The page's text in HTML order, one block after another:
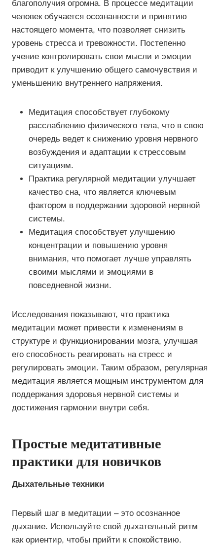
благополучия огромна. В процессе медитации
человек обучается осознанности и принятию
настоящего момента, что позволяет снизить
уровень стресса и тревожности. Постепенно
учение контролировать свои мысли и эмоции
приводит к улучшению общего самочувствия и
уменьшению внутреннего напряжения.
Медитация способствует глубокому
расслаблению физического тела, что в свою
очередь ведет к снижению уровня нервного
возбуждения и адаптации к стрессовым
ситуациям.
Практика регулярной медитации улучшает
качество сна, что является ключевым
фактором в поддержании здоровой нервной
системы.
Медитация способствует улучшению
концентрации и повышению уровня
внимания, что помогает лучше управлять
своими мыслями и эмоциями в
повседневной жизни.
Исследования показывают, что практика
медитации может привести к изменениям в
структуре и функционировании мозга, улучшая
его способность реагировать на стресс и
регулировать эмоции. Таким образом, регулярная
медитация является мощным инструментом для
поддержания здоровья нервной системы и
достижения гармонии внутри себя.
Простые медитативные
практики для новичков
Дыхательные техники
Первый шаг в медитации – это осознанное
дыхание. Используйте свой дыхательный ритм
как ориентир, чтобы прийти к спокойствию.